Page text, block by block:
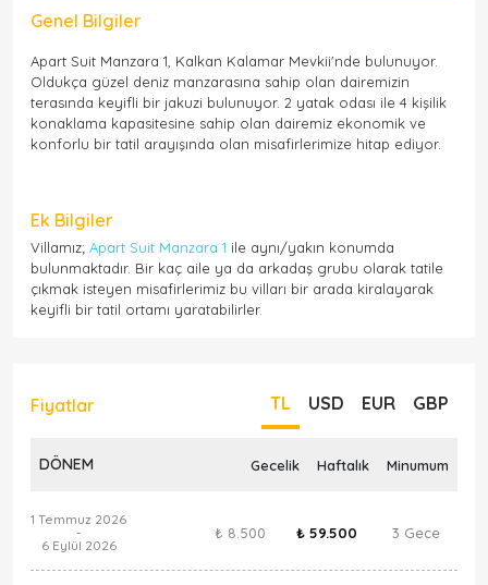
Genel Bilgiler
Apart Suit Manzara 1, Kalkan Kalamar Mevkii'nde bulunuyor.
Oldukça güzel deniz manzarasına sahip olan dairemizin
terasında keyifli bir jakuzi bulunuyor. 2 yatak odası ile 4 kişilik
konaklama kapasitesine sahip olan dairemiz ekonomik ve
konforlu bir tatil arayışında olan misafirlerimize hitap ediyor.
Ek Bilgiler
Villamız; Apart Suit Manzara 1 ile aynı/yakın konumda
bulunmaktadır. Bir kaç aile ya da arkadaş grubu olarak tatile
çıkmak isteyen misafirlerimiz bu vilları bir arada kiralayarak
keyifli bir tatil ortamı yaratabilirler.
Fiyatlar TL USD EUR GBP
DÖNEM Gecelik Haftalık Minumum
1 Temmuz 2026
-
6 Eylül 2026
₺ 8.500 ₺ 59.500 3 Gece